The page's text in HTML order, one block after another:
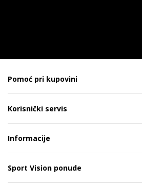
Pomoć pri kupovini
Korisnički servis
Informacije
Sport Vision ponude